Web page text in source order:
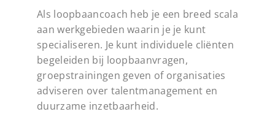
Als loopbaancoach heb je een breed scala
aan werkgebieden waarin je je kunt
specialiseren. Je kunt individuele cliënten
begeleiden bij loopbaanvragen,
groepstrainingen geven of organisaties
adviseren over talentmanagement en
duurzame inzetbaarheid.